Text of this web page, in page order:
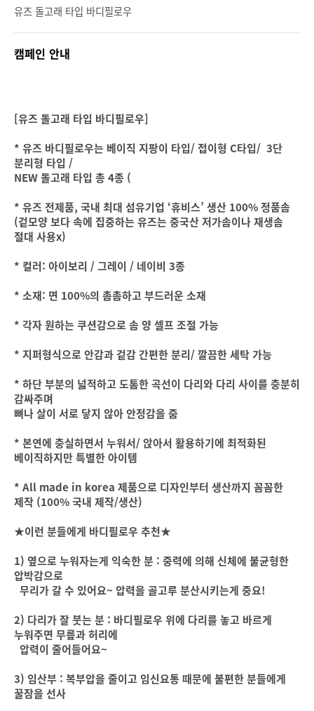
유즈 돌고래 타입 바디필로우
캠페인 안내
[유즈 돌고래 타입 바디필로우]
* 유즈 바디필로우는 베이직 지팡이 타입/ 접이형 C타입/ 3단
분리형 타입 /
NEW 돌고래 타입 총 4종 (
* 유즈 전제품, 국내 최대 섬유기업 ‘휴비스’ 생산 100% 정품솜
(겉모양 보다 속에 집중하는 유즈는 중국산 저가솜이나 재생솜
절대 사용x)
* 컬러: 아이보리 / 그레이 / 네이비 3종
* 소재: 면 100%의 촘촘하고 부드러운 소재
* 각자 원하는 쿠션감으로 솜 양 셀프 조절 가능
* 지퍼형식으로 안감과 겉감 간편한 분리/ 깔끔한 세탁 가능
* 하단 부분의 넓적하고 도톰한 곡선이 다리와 다리 사이를 충분히
감싸주며
뼈나 살이 서로 닿지 않아 안정감을 줌
* 본연에 충실하면서 누워서/ 앉아서 활용하기에 최적화된
베이직하지만 특별한 아이템
* All made in korea 제품으로 디자인부터 생산까지 꼼꼼한
제작 (100% 국내 제작/생산)
★이런 분들에게 바디필로우 추천★
1) 옆으로 누워자는게 익숙한 분 : 중력에 의해 신체에 불균형한
압박감으로
무리가 갈 수 있어요~ 압력을 골고루 분산시키는게 중요!
2) 다리가 잘 붓는 분 : 바디필로우 위에 다리를 놓고 바르게
누워주면 무릎과 허리에
압력이 줄어들어요~
3) 임산부 : 복부압을 줄이고 임신요통 때문에 불편한 분들에게
꿀잠을 선사